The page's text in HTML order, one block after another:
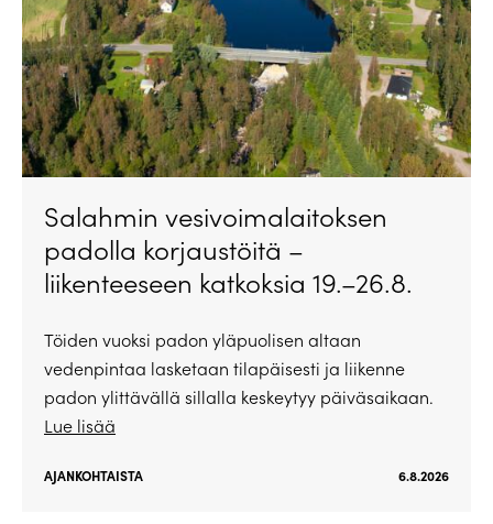
Salahmin vesivoimalaitoksen
padolla korjaustöitä –
liikenteeseen katkoksia 19.–26.8.
Töiden vuoksi padon yläpuolisen altaan
vedenpintaa lasketaan tilapäisesti ja liikenne
padon ylittävällä sillalla keskeytyy päiväsaikaan.
Lue lisää
AJANKOHTAISTA 6.8.2026